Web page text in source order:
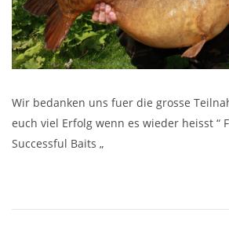
Wir bedanken uns fuer die grosse
euch viel Erfolg wenn es wieder heisst “
Successful Baits „